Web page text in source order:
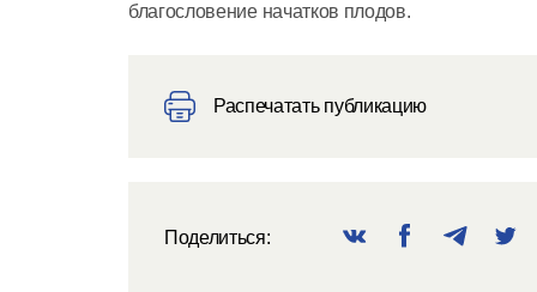
благословение начатков плодов.
Распечатать публикацию
Поделиться: